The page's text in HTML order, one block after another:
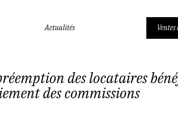
Actualités
des locataires
des commissions